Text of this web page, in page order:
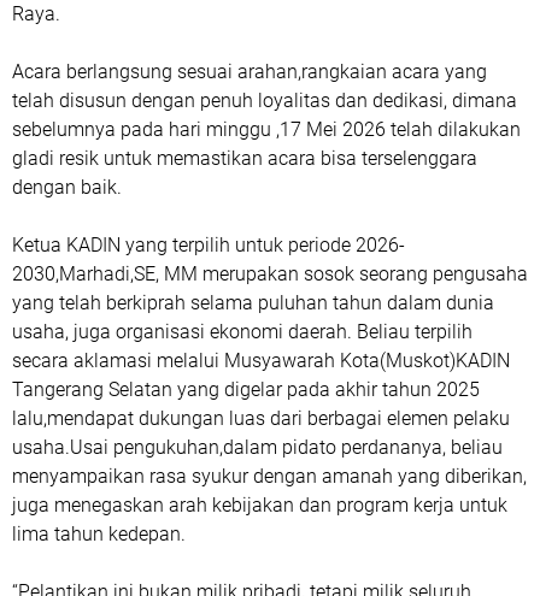
Raya.
Acara berlangsung sesuai arahan,rangkaian acara yang
telah disusun dengan penuh loyalitas dan dedikasi, dimana
sebelumnya pada hari minggu ,17 Mei 2026 telah dilakukan
gladi resik untuk memastikan acara bisa terselenggara
dengan baik.
Ketua KADIN yang terpilih untuk periode 2026-
2030,Marhadi,SE, MM merupakan sosok seorang pengusaha
yang telah berkiprah selama puluhan tahun dalam dunia
usaha, juga organisasi ekonomi daerah. Beliau terpilih
secara aklamasi melalui Musyawarah Kota(Muskot)KADIN
Tangerang Selatan yang digelar pada akhir tahun 2025
lalu,mendapat dukungan luas dari berbagai elemen pelaku
usaha.Usai pengukuhan,dalam pidato perdananya, beliau
menyampaikan rasa syukur dengan amanah yang diberikan,
juga menegaskan arah kebijakan dan program kerja untuk
lima tahun kedepan.